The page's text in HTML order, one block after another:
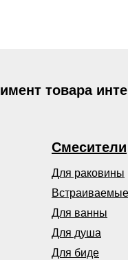
Смесители
Встраиваемые
Для биде
Для ванны
Для душа
Для раковины
товара